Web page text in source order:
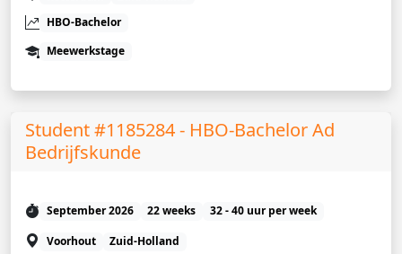
HBO-Bachelor
Meewerkstage
Student #1185284 - HBO-Bachelor Ad
Bedrijfskunde
September 2026 22 weeks
32 - 40 uur per week
Voorhout
Zuid-Holland